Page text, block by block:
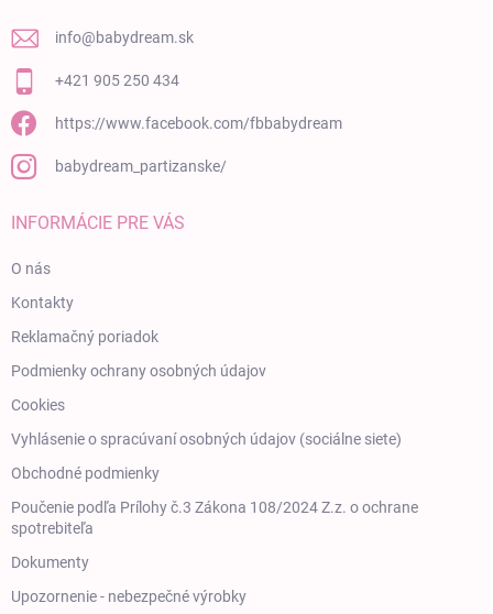
info@babydream.sk
+421 905 250 434
https://www.facebook.com/fbbabydream
babydream_partizanske/
INFORMÁCIE PRE VÁS
O nás
Kontakty
Reklamačný poriadok
Podmienky ochrany osobných údajov
Cookies
Vyhlásenie o spracúvaní osobných údajov (sociálne siete)
Obchodné podmienky
Poučenie podľa Prílohy č.3 Zákona 108/2024 Z.z. o ochrane
spotrebiteľa
Dokumenty
Upozornenie - nebezpečné výrobky